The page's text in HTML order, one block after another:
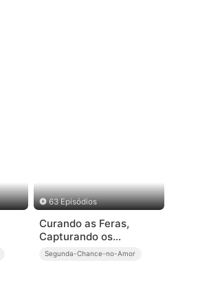
63 Episódios
Curando as Feras,
Capturando os
Corações
Segunda-Chance-no-Amor